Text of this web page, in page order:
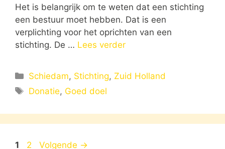
Het is belangrijk om te weten dat een stichting
een bestuur moet hebben. Dat is een
verplichting voor het oprichten van een
stichting. De … Lees verder
Categorieën
Schiedam, Stichting, Zuid Holland
Tags
Donatie, Goed doel
Pagina
1 Pagina
2 Volgende →